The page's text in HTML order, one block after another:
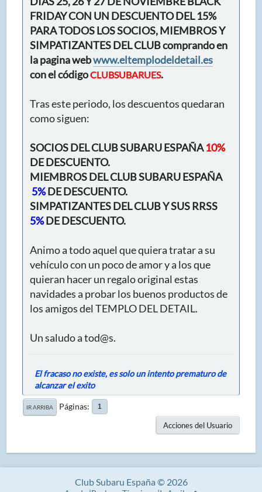
FRIDAY CON UN DESCUENTO DEL 15%
PARA TODOS LOS SOCIOS, MIEMBROS Y
SIMPATIZANTES DEL CLUB comprando en
la pagina webwww.eltemplodeldetail.es
con el códigoCLUBSUBARUES.
Tras este periodo, los descuentos quedaran
como siguen:
SOCIOS DEL CLUB SUBARU ESPAÑA10%
DE DESCUENTO.
MIEMBROS DEL CLUB SUBARU ESPAÑA
5%DE DESCUENTO.
SIMPATIZANTES DEL CLUB Y SUS RRSS
5%DE DESCUENTO.
Animo a todo aquel que quiera tratar a su
vehículo con un poco de amor y a los que
quieran hacer un regalo original estas
navidades a probar los buenos productos de
los amigos del TEMPLO DEL DETAIL.
Un saludo a tod@s.
El fracaso no existe, es solo un intento prematuro de
alcanzar el exito
IR ARRIBA Páginas 1
Acciones del Usuario
Club Subaru España © 2026